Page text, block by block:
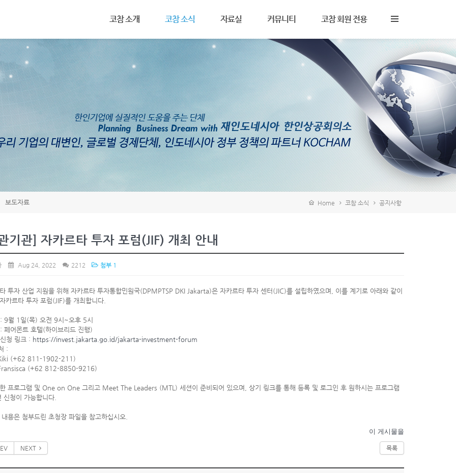
코참 소개
설립목적
회장 인사말
조직도
코참 회원 가입
연혁
회칙
코참 소식
공지사항
연례행사
코참 활동 사진
보도자료
자료실
인사 및 노무
관세
세무
투자 및 무역
기타
커뮤니티
자주 묻는 질문
Q&A
주요 사이트
구인구직
코참 회원 전용
KOCHAM Now
KOCHAM Bulletin
세미나 자료
IBC Report
보도자료 Home 코참 소식 공지사항
기관] 자카르타 투자 포럼(JIF) 개최 안내
Aug 24, 2022 2212 첨부 1
투자 산업 지원을 위해 자카르타 투자통합민원국(DPMPTSP DKI Jakarta)은 자카르타 투자 센터(JIC)를 설립하였으며, 이를 계기로 아래와 같이
카르타 투자 포럼(JIF)를 개최합니다.
9월 1일(목) 오전 9시~오후 5시
페어몬트 호텔(하이브리드 진행)
청 링크 : https://invest.jakarta.go.id/jakarta-investment-forum
:
(+62 811-1902-211)
(+62 812-8850-9216)
프로그램 및 One on One 그리고 Meet The Leaders (MTL) 세션이 준비되어 있으며, 상기 링크를 통해 등록 및 로그인 후 원하시는 프로그램
신청이 가능합니다.
용은 첨부드린 초청장 파일을 참고하십시오.
이 게시물을
NEXT 목록